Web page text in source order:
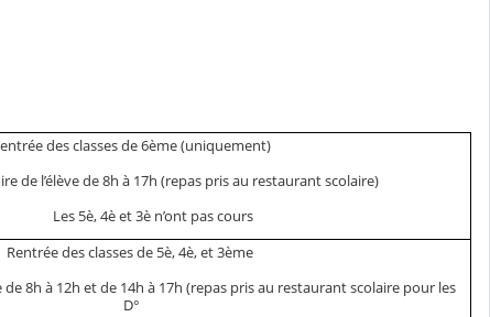
des classes de 6ème (uniquement)
de l’élève de 8h à 17h (repas pris au restaurant scolaire)
Les 5è, 4è et 3è n’ont pas cours
Rentrée des classes de 5è, 4è, et 3ème
de 8h à 12h et de 14h à 17h (repas pris au restaurant scolaire pour les
D°